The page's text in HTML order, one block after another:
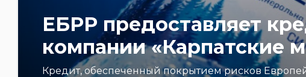
ЕБРР предоставляет
компании «Карпатские
Кредит, обеспеченный покрытием рисков